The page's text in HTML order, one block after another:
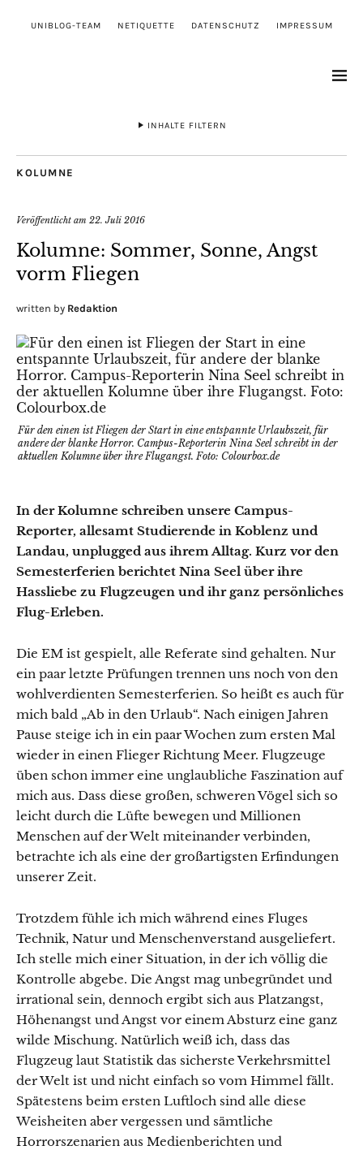
UNIBLOG-TEAM NETIQUETTE DATENSCHUTZ IMPRESSUM
INHALTE FILTERN
KOLUMNE
Veröffentlicht am 22. Juli 2016
Kolumne: Sommer, Sonne, Angst
vorm Fliegen
written by Redaktion
Für den einen ist Fliegen der Start in eine entspannte Urlaubszeit, für
andere der blanke Horror. Campus-Reporterin Nina Seel schreibt in der
aktuellen Kolumne über ihre Flugangst. Foto: Colourbox.de
In der Kolumne schreiben unsere Campus-
Reporter, allesamt Studierende in Koblenz und
Landau, unplugged aus ihrem Alltag. Kurz vor den
Semesterferien berichtet Nina Seel über ihre
Hassliebe zu Flugzeugen und ihr ganz persönliches
Flug-Erleben.
Die EM ist gespielt, alle Referate sind gehalten. Nur
ein paar letzte Prüfungen trennen uns noch von den
wohlverdienten Semesterferien. So heißt es auch für
mich bald „Ab in den Urlaub“. Nach einigen Jahren
Pause steige ich in ein paar Wochen zum ersten Mal
wieder in einen Flieger Richtung Meer. Flugzeuge
üben schon immer eine unglaubliche Faszination auf
mich aus. Dass diese großen, schweren Vögel sich so
leicht durch die Lüfte bewegen und Millionen
Menschen auf der Welt miteinander verbinden,
betrachte ich als eine der großartigsten Erfindungen
unserer Zeit.
Trotzdem fühle ich mich während eines Fluges
Technik, Natur und Menschenverstand ausgeliefert.
Ich stelle mich einer Situation, in der ich völlig die
Kontrolle abgebe. Die Angst mag unbegründet und
irrational sein, dennoch ergibt sich aus Platzangst,
Höhenangst und Angst vor einem Absturz eine ganz
wilde Mischung. Natürlich weiß ich, dass das
Flugzeug laut Statistik das sicherste Verkehrsmittel
der Welt ist und nicht einfach so vom Himmel fällt.
Spätestens beim ersten Luftloch sind alle diese
Weisheiten aber vergessen und sämtliche
Horrorszenarien aus Medienberichten und